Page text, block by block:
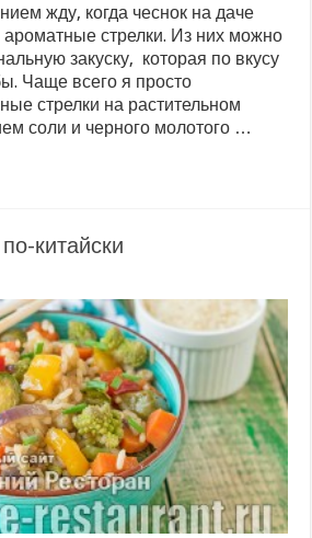
жду, когда чеснок на даче
стрелки. Из них можно
закуску, которая по вкусу
Чаще всего я просто
стрелки на растительном
соли и черного молотого …
китайски